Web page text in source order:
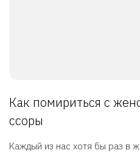
Как помириться с
ссоры
Каждый из нас хотя бы раз в